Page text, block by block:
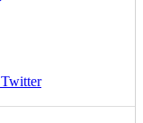
Twitter